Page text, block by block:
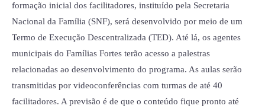
formação inicial dos facilitadores, instituído pela Secretaria
Nacional da Família (SNF), será desenvolvido por meio de um
Termo de Execução Descentralizada (TED). Até lá, os agentes
municipais do Famílias Fortes terão acesso a palestras
relacionadas ao desenvolvimento do programa. As aulas serão
transmitidas por videoconferências com turmas de até 40
facilitadores. A previsão é de que o conteúdo fique pronto até